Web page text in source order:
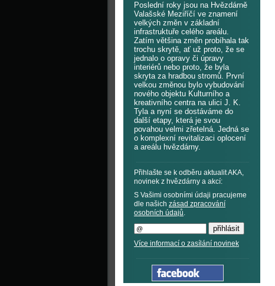
Poslední roky jsou na Hvězdárně
Valašské Meziříčí ve znamení
velkých změn v základní
infrastruktuře celého areálu.
Zatím většina změn probíhala tak
trochu skrytě, ať už proto, že se
jednalo o opravy či úpravy
interiérů nebo proto, že byla
skryta za hradbou stromů. První
velkou změnou bylo vybudování
nového objektu Kulturního a
kreativního centra na ulici J. K.
Tyla a nyní se dostáváme do
další etapy, která je svou
povahou velmi zřetelná. Jedná se
o komplexní revitalizaci oplocení
a areálu hvězdárny.
Přihlašte se k odběru aktualit AKA,
novinek z hvězdárny a akcí:
S Vašimi osobními údaji pracujeme
dle našich zásad zpracování
osobních údajů.
Více informací o zasílání novinek